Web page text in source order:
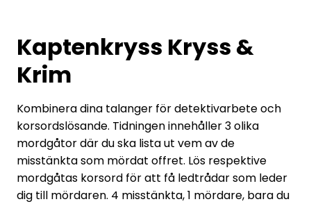
Kaptenkryss Kryss &
Krim
Kombinera dina talanger för detektivarbete och
korsordslösande. Tidningen innehåller 3 olika
mordgåtor där du ska lista ut vem av de
misstänkta som mördat offret. Lös respektive
mordgåtas korsord för att få ledtrådar som leder
dig till mördaren. 4 misstänkta, 1 mördare, bara du